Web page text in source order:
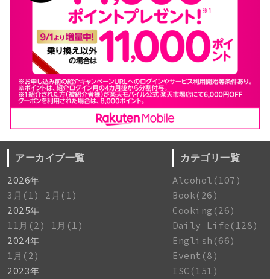
アーカイブ一覧
2026年
3月(1)
2月(1)
2025年
11月(2)
1月(1)
2024年
1月(2)
2023年
カテゴリ一覧
Alcohol(107)
Book(26)
Cooking(26)
Daily Life(128)
English(66)
Event(8)
ISC(151)